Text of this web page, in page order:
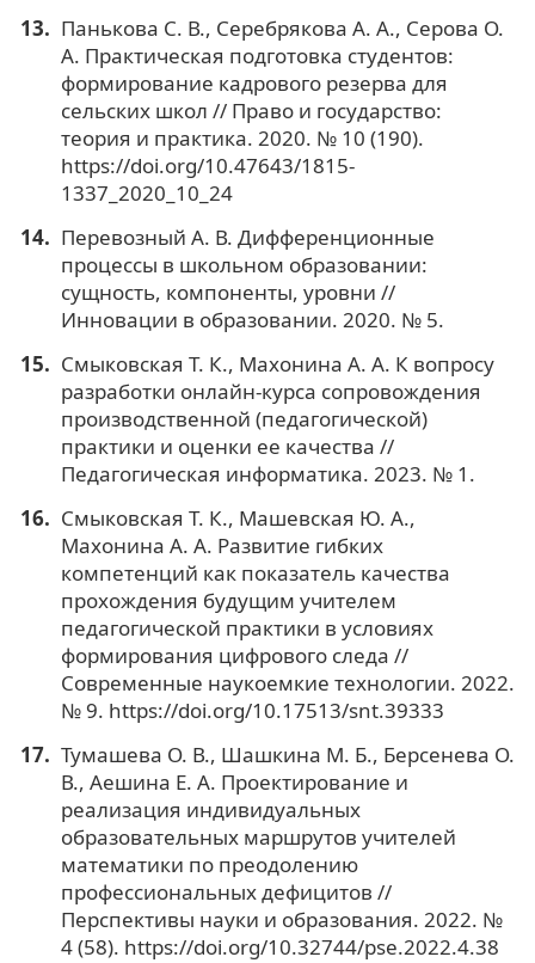
Панькова С. В., Серебрякова А. А., Серова О.
А. Практическая подготовка студентов:
формирование кадрового резерва для
сельских школ // Право и государство:
теория и практика. 2020. № 10 (190).
https://doi.org/10.47643/1815-
1337_2020_10_24
Перевозный А. В. Дифференционные
процессы в школьном образовании:
сущность, компоненты, уровни //
Инновации в образовании. 2020. № 5.
Смыковская Т. К., Махонина А. А. К вопросу
разработки онлайн-курса сопровождения
производственной (педагогической)
практики и оценки ее качества //
Педагогическая информатика. 2023. № 1.
Смыковская Т. К., Машевская Ю. А.,
Махонина А. А. Развитие гибких
компетенций как показатель качества
прохождения будущим учителем
педагогической практики в условиях
формирования цифрового следа //
Современные наукоемкие технологии. 2022.
№ 9. https://doi.org/10.17513/snt.39333
Тумашева О. В., Шашкина М. Б., Берсенева О.
В., Аешина Е. А. Проектирование и
реализация индивидуальных
образовательных маршрутов учителей
математики по преодолению
профессиональных дефицитов //
Перспективы науки и образования. 2022. №
4 (58). https://doi.org/10.32744/pse.2022.4.38